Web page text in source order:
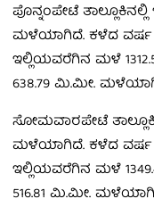
ಪೊನ್ನಂಪೇಟೆ
ಮಳೆಯಾಗಿದೆ. ಕಳೆದ ವರ್ಷ
ಇಲ್ಲಿಯವರೆಗಿನ ಮಳೆ
638.79 ಮಿ.ಮೀ.
ಸೋಮವಾರಪೇಟೆ
ಮಳೆಯಾಗಿದೆ. ಕಳೆದ ವರ್ಷ
ಇಲ್ಲಿಯವರೆಗಿನ ಮಳೆ
516.81 ಮಿ.ಮೀ.